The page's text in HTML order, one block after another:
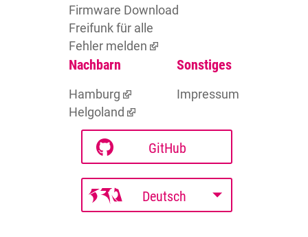
Firmware Download
Freifunk für alle
Fehler melden
Nachbarn
Hamburg
Helgoland
Sonstiges
Impressum
GitHub
Deutsch